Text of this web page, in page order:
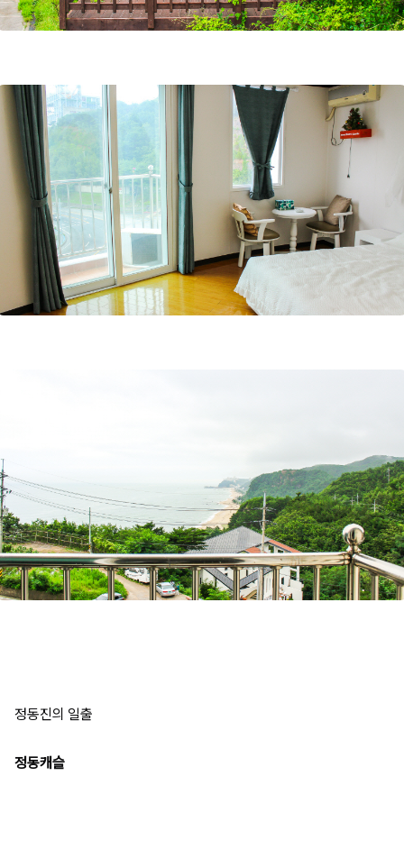
정동진의 일출
정동캐슬